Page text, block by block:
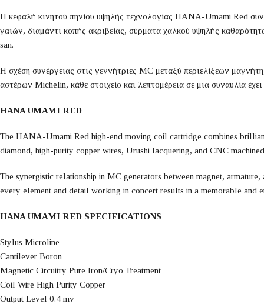
Η κεφαλή κινητού πηνίου υψηλής τεχνολογίας HANA-Umami Red
γαιών, διαμάντι κοπής ακριβείας, σύρματα χαλκού υψηλής
san.
Η σχέση συνέργειας στις γεννήτριες MC μεταξύ περιελίξεων
αστέρων Michelin, κάθε στοιχείο και λεπτομέρεια σε μια συναυλία
HANA UMAMI RED
The HANA-Umami Red high-end moving coil cartridge combines
diamond, high-purity copper wires, Urushi lacquering, and CNC
The synergistic relationship in MC generators between magnet,
every element and detail working in concert results in a memorable and
HANA UMAMI RED SPECIFICATIONS
Stylus Microline
Cantilever Boron
Magnetic Circuitry Pure Iron/Cryo Treatment
Coil Wire High Purity Copper
Output Level 0.4 mv